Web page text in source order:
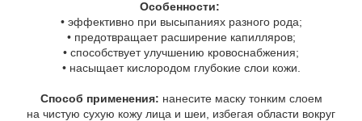
Особенности:
• эффективно при высыпаниях разного рода;
• предотвращает расширение капилляров;
• способствует улучшению кровоснабжения;
• насыщает кислородом глубокие слои кожи.
Способ применения: нанесите маску тонким слоем
на чистую сухую кожу лица и шеи, избегая области вокруг